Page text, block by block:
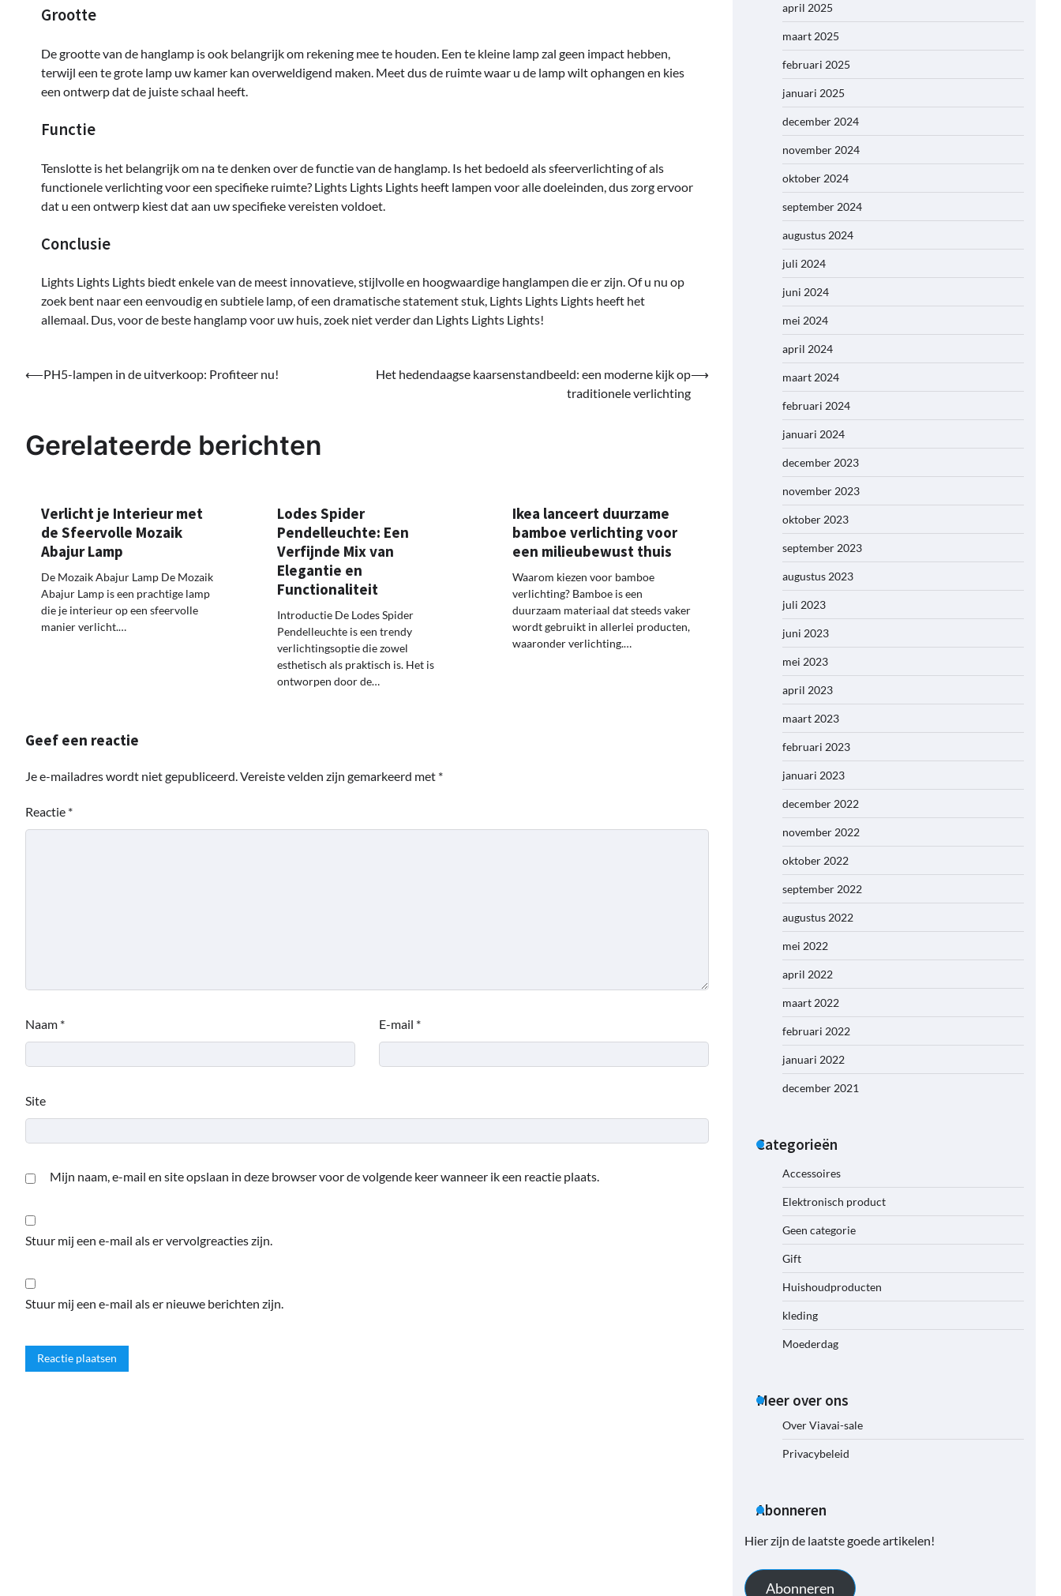
Grootte
De grootte van de hanglamp is ook belangrijk om rekening mee te houden. Een te kleine lamp zal geen impact hebben,
terwijl een te grote lamp uw kamer kan overweldigend maken. Meet dus de ruimte waar u de lamp wilt ophangen en kies
een ontwerp dat de juiste schaal heeft.
Functie
Tenslotte is het belangrijk om na te denken over de functie van de hanglamp. Is het bedoeld als sfeerverlichting of als
functionele verlichting voor een specifieke ruimte? Lights Lights Lights heeft lampen voor alle doeleinden, dus zorg ervoor
dat u een ontwerp kiest dat aan uw specifieke vereisten voldoet.
Conclusie
Lights Lights Lights biedt enkele van de meest innovatieve, stijlvolle en hoogwaardige hanglampen die er zijn. Of u nu op
zoek bent naar een eenvoudig en subtiele lamp, of een dramatische statement stuk, Lights Lights Lights heeft het
allemaal. Dus, voor de beste hanglamp voor uw huis, zoek niet verder dan Lights Lights Lights!
Bericht
⟵PH5-lampen in de uitverkoop: Profiteer nu!
Het hedendaagse kaarsenstandbeeld: een moderne kijk op
traditionele verlichting
⟶
Gerelateerde berichten
Verlicht je Interieur met
de Sfeervolle Mozaik
Abajur Lamp
De Mozaik Abajur Lamp De Mozaik
Abajur Lamp is een prachtige lamp
die je interieur op een sfeervolle
manier verlicht.…
Lodes Spider
Pendelleuchte: Een
Verfijnde Mix van
Elegantie en
Functionaliteit
Introductie De Lodes Spider
Pendelleuchte is een trendy
verlichtingsoptie die zowel
esthetisch als praktisch is. Het is
ontworpen door de…
Ikea lanceert duurzame
bamboe verlichting voor
een milieubewust thuis
Waarom kiezen voor bamboe
verlichting? Bamboe is een
duurzaam materiaal dat steeds vaker
wordt gebruikt in allerlei producten,
waaronder verlichting.…
Geef een reactie
Je e-mailadres wordt niet gepubliceerd.Vereiste velden zijn gemarkeerd met *
Reactie *
Naam * E-mail *
Site
Mijn naam, e-mail en site opslaan in deze browser voor de volgende keer wanneer ik een reactie plaats.
Stuur mij een e-mail als er vervolgreacties zijn.
Stuur mij een e-mail als er nieuwe berichten zijn.
april 2025
maart 2025
februari 2025
januari 2025
december 2024
november 2024
oktober 2024
september 2024
augustus 2024
juli 2024
juni 2024
mei 2024
april 2024
maart 2024
februari 2024
januari 2024
december 2023
november 2023
oktober 2023
september 2023
augustus 2023
juli 2023
juni 2023
mei 2023
april 2023
maart 2023
februari 2023
januari 2023
december 2022
november 2022
oktober 2022
september 2022
augustus 2022
mei 2022
april 2022
maart 2022
februari 2022
januari 2022
december 2021
Categorieën
Accessoires
Elektronisch product
Geen categorie
Gift
Huishoudproducten
kleding
Moederdag
Meer over ons
Over Viavai-sale
Privacybeleid
Abonneren
Hier zijn de laatste goede artikelen!
Abonneren